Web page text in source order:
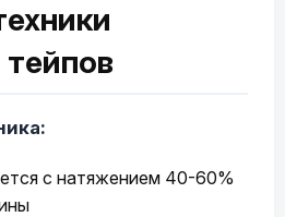
с натяжением 40-60%